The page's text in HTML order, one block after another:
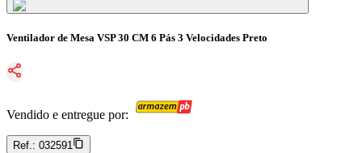
Ventilador de Mesa VSP 30 CM 6 Pás 3 Velocidades Preto
Vendido e entregue por:
Ref.: 032591